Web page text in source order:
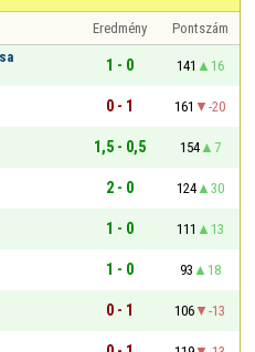
Eredmény
Pontszám
1 - 0 141
16
0 - 1 161
-20
1,5 - 0,5 154
7
2 - 0 124
30
1 - 0 111
13
1 - 0 93
18
0 - 1 106
-13